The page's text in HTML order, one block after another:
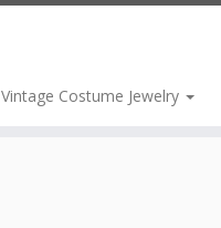
Vintage Costume Jewelry